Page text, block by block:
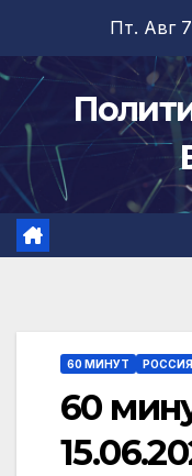
содержимому
Пт. Авг
60 МИНУТ РОССИЯ
60